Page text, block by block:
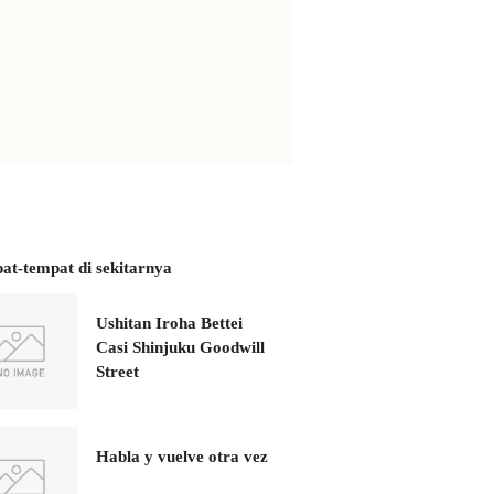
tempat di sekitarnya
Ushitan Iroha Bettei
Casi Shinjuku Goodwill
Street
Habla y vuelve otra vez